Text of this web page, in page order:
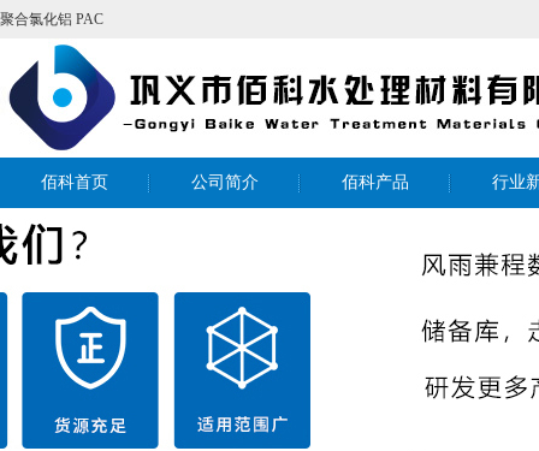
聚合氯化铝 PAC
佰科首页 公司简介 佰科产品 行业